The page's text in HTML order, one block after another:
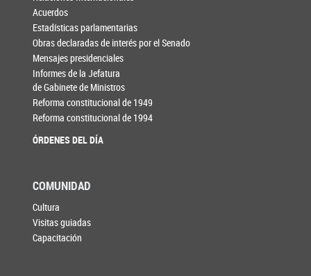
Acuerdos
Estadísticas parlamentarias
Obras declaradas de interés por el Senado
Mensajes presidenciales
Informes de la Jefatura
de Gabinete de Ministros
Reforma constitucional de 1949
Reforma constitucional de 1994
ÓRDENES DEL DÍA
COMUNIDAD
Cultura
Visitas guiadas
Capacitación